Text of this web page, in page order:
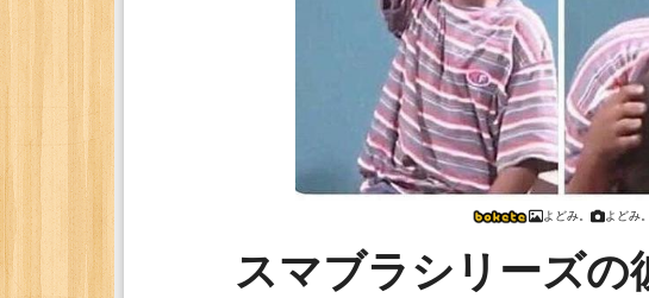
よどみ。 よどみ。
スマブラシリーズの